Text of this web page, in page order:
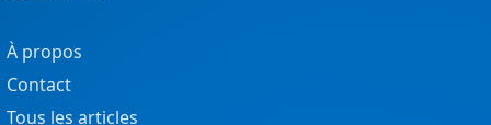
À propos
Contact
Tous les articles